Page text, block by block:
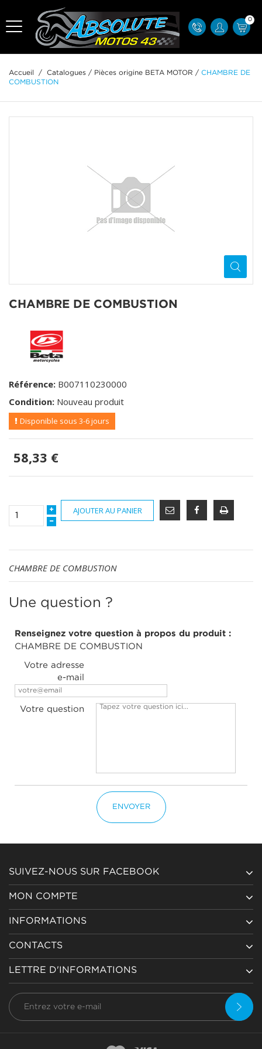
0
Accueil / Catalogues / Pièces origine BETA MOTOR / CHAMBRE DE
COMBUSTION
CHAMBRE DE COMBUSTION
Référence: B007110230000
Condition: Nouveau produit
Disponible sous 3-6 jours
58,33 €
AJOUTER AU PANIER
CHAMBRE DE COMBUSTION
Une question ?
Renseignez votre question à propos du produit :
CHAMBRE DE COMBUSTION
Votre adresse
e-mail
Votre question
ENVOYER
SUIVEZ-NOUS SUR FACEBOOK
MON COMPTE
INFORMATIONS
CONTACTS
LETTRE D'INFORMATIONS